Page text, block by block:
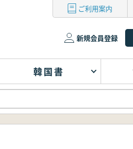
ご利用案内
新規会員登録
韓国書